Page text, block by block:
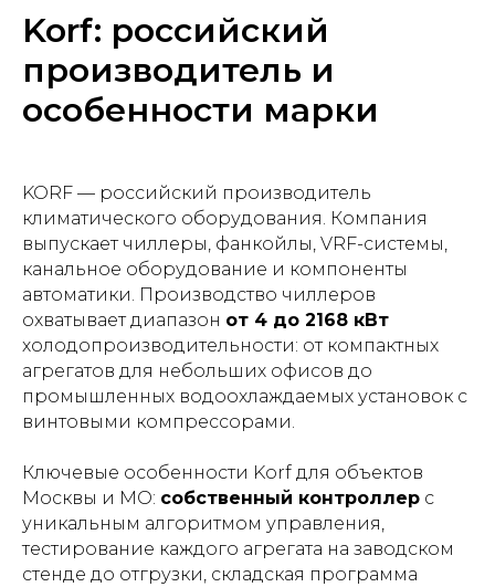
Korf: российский
производитель и
особенности марки
KORF — российский производитель
климатического оборудования. Компания
выпускает чиллеры, фанкойлы, VRF-системы,
канальное оборудование и компоненты
автоматики. Производство чиллеров
охватывает диапазон от 4 до 2168 кВт
холодопроизводительности: от компактных
агрегатов для небольших офисов до
промышленных водоохлаждаемых установок с
винтовыми компрессорами.
Ключевые особенности Korf для объектов
Москвы и МО: собственный контроллер с
уникальным алгоритмом управления,
тестирование каждого агрегата на заводском
стенде до отгрузки, складская программа